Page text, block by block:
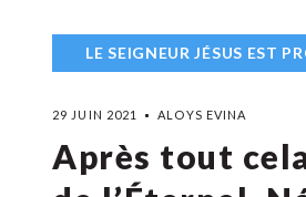
LE SEIGNEUR JÉSUS EST
29 JUIN 2021 ALOYS EVINA
Après tout